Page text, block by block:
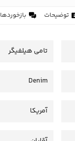
توضیحات بازخوردها
تامی هیلفیگر
Denim
آمریکا